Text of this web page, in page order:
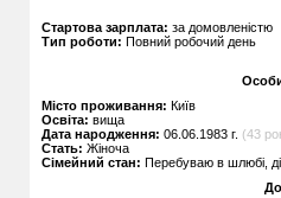
Стартова зарплата: за домовленістю
Тип роботи: Повний робочий день
Місто проживання: Київ
Освіта: вища
Дата народження: 06.06.1983 г. (43
Стать: Жіноча
Сімейний стан: Перебуваю в шлюбі,